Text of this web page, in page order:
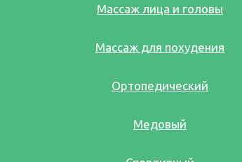
Массаж лица и головы
Массаж для похудения
Ортопедический
Медовый